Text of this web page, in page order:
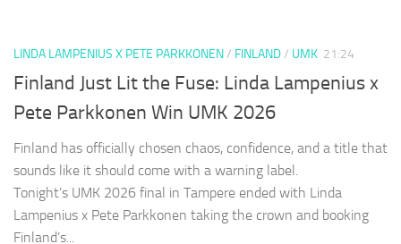
LINDA LAMPENIUS X PETE PARKKONEN/ FINLAND/ UMK 21:24
Finland Just Lit the Fuse: Linda Lampenius x
Pete Parkkonen Win UMK 2026
Finland has officially chosen chaos, confidence, and a title that
sounds like it should come with a warning label.
Tonight’s UMK 2026 final in Tampere ended with Linda
Lampenius x Pete Parkkonen taking the crown and booking
Finland’s...